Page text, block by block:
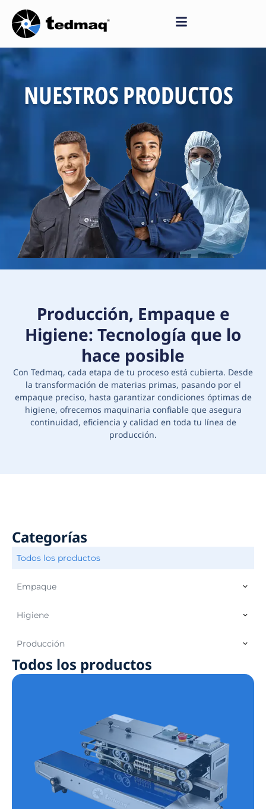
Saltar
al
contenido
NUESTROS PRODUCTOS
Producción, Empaque e
Higiene: Tecnología que lo
hace posible
Con Tedmaq, cada etapa de tu proceso está cubierta. Desde
la transformación de materias primas, pasando por el
empaque preciso, hasta garantizar condiciones óptimas de
higiene, ofrecemos maquinaria confiable que asegura
continuidad, eficiencia y calidad en toda tu línea de
producción.
Categorías
Empaque
Higiene
Producción
Todos los productos
Todos los productos